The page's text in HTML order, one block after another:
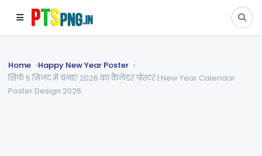
Home
Happy New Year Poster
सिर्फ 5 मिनट में बनाएं 2026 का कैलेंडर पोस्टर | New Year Calendar
Poster Design 2026